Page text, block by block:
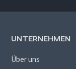
UNTERNEHMEN
Über uns